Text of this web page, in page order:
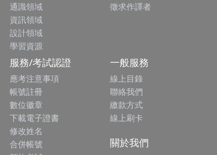
通識領域
資訊領域
設計領域
學習資源
徵求作譯者
服務/考試認證
應考注意事項
帳號註冊
數位徽章
下載電子證書
修改姓名
合併帳號
一般服務
線上目錄
聯絡我們
繳款方式
線上刷卡
關於我們